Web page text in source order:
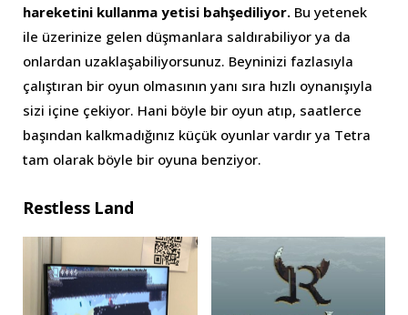
hareketini kullanma yetisi bahşediliyor. Bu yetenek
ile üzerinize gelen düşmanlara saldırabiliyor ya da
onlardan uzaklaşabiliyorsunuz. Beyninizi fazlasıyla
çalıştıran bir oyun olmasının yanı sıra hızlı oynanışıyla
sizi içine çekiyor. Hani böyle bir oyun atıp, saatlerce
başından kalkmadığınız küçük oyunlar vardır ya Tetra
tam olarak böyle bir oyuna benziyor.
Restless Land